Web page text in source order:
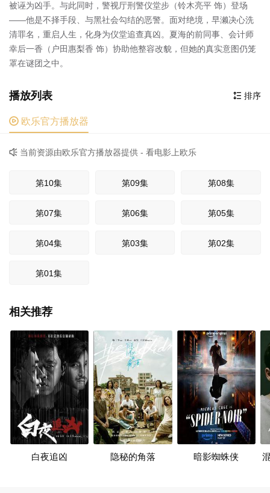
被诬为凶手。与此同时，警视厅刑警仪堂步（铃木亮平 饰）登场
——他是不择手段、与黑社会勾结的恶警。面对绝境，早濑决心洗
清罪名，重启人生，化身为仪堂追查真凶。夏海的前同事、会计师
幸后一香（户田惠梨香 饰）协助他整容改貌，但她的真实意图仍笼
罩在谜团之中。
 排序
播放列表
 欧乐官方播放器
 当前资源由欧乐官方播放器提供 - 看电影上欧乐
第10集 第09集 第08集
第07集 第06集 第05集
第04集 第03集 第02集
第01集
相关推荐
白夜追凶 隐秘的角落 暗影蜘蛛侠